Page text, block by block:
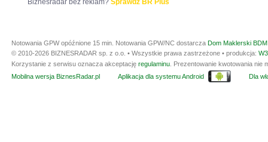
Biznesradar bez reklam? Sprawdź BR Plus
Notowania GPW opóźnione 15 min. Notowania GPW/NC dostarcza Dom Maklerski
© 2010-2026 BIZNESRADAR sp. z o.o. • Wszystkie prawa zastrzeżone • produkcja:
Korzystanie z serwisu oznacza akceptację regulaminu . Prezentowanie kwotowania
Mobilna wersja BiznesRadar.pl
Aplikacja dla systemu Android Dla